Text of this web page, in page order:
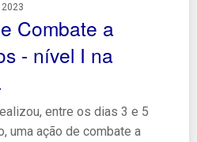
2023
Combate a
- nível I na
entre os dias 3 e 5
uma ação de combate a